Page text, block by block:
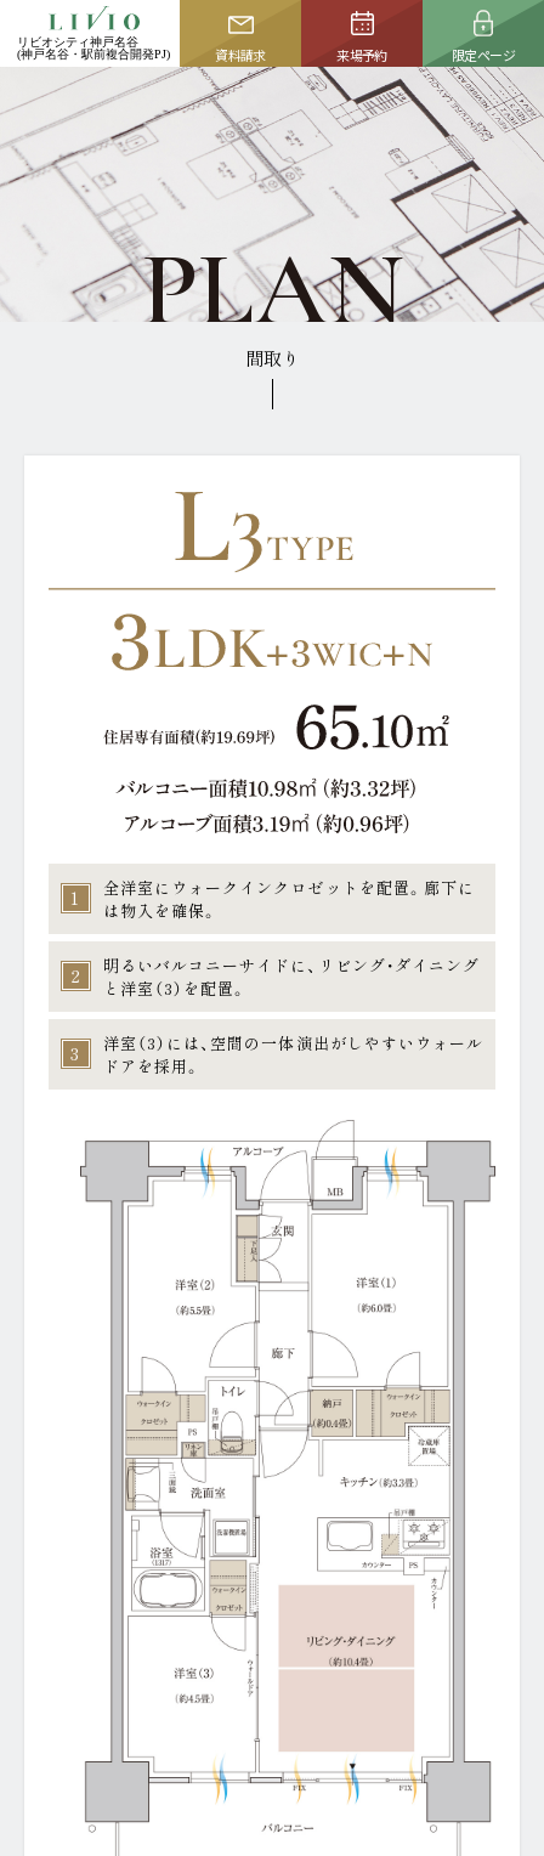
リビオシティ神戸名谷
(神戸名谷・駅前複合開発PJ)
資料請求 来場予約 限定ページ
リビオシティ神戸名谷
(神戸名谷・駅前複合開発PJ)
資料請求 来場予約 限定ページ
TOP
トップ
CONCEPT
コンセプト
アクセス
LOCATION
ロケーション
ACTIVATION
名谷活性化プラン
ZEH-M / Low carbon
次世代マンション
OWNER'S INTERVIEW
MERIT QUALITY
ブランド
VALUE
駅徒歩3分×総318邸の資産価値
資料請求者限定ページ
UPDATE MAP
現地案内図
TOPIC
INFORMATION
完成物件を選ぶ4つのメリット 」ページを公開しました。
クオリティ」ページ、限定サイト「 竣工写真ギャラリー
ページを公開しました。
棟内モデルルームオープン！
リビオシティ神戸名谷
(神戸名谷・駅前複合開発PJ)
CLOSE
本物件の資料等をお届けいたします。
モデルルームをご見学いただけます。
PLAN
間取り
image
1
全洋室にウォークインクロゼットを配置。廊下に
は物入を確保。
2
明るいバルコニーサイドに、リビング・ダイニング
と洋室（3）を配置。
3
洋室（3）には、空間の一体演出がしやすいウォール
ドアを採用。